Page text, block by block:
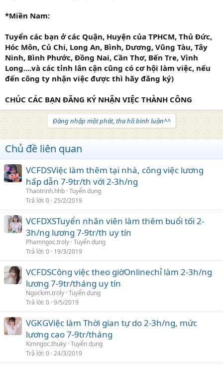
*Miền Nam:
Tuyển các bạn ở các Quận, Huyện của TPHCM, Thủ Đức,
Hóc Môn, Củ Chi, Long An, Bình, Dương, Vũng Tàu, Tây
Ninh, Bình Phước, Đồng Nai, Cần Thơ, Bến Tre, Vình
Long....và các tỉnh lân cận cũng có cơ hội làm việc, nếu
đến công ty nhận việc được thì hãy đăng ký)
CHÚC CÁC BẠN ĐĂNG KÝ NHẬN VIỆC THÀNH CÔNG
Đăng nhập một phát, tha hồ bình luận^^
Chủ đề liên quan
VCFDSViệc làm thêm tại nhà, công việc lương
hấp dẫn 7-9tr/th với 2-3h/ng
Thaotrinh.hhb Tuyển dụng
Trả lời 0 25/2/2019
VCFDXSTuyển nhân viên làm thêm buổi tối 2-
3h/ng lương 7-9tr/th uy tín
Phamngoc.troly Tuyển dụng
Trả lời 0 19/3/2019
VCFDSCông việc theo giờOnlinechỉ làm 2-3h/ng
lương 7-9tr/tháng uy tín
Ngockim.troly Tuyển dụng
Trả lời 0 9/5/2019
VGKGViệc làm Thời gian tự do 2-3h/ng, mức
lương cao 7-9tr/tháng
Kimngoc.thuky Tuyển dụng
Trả lời 0 24/3/2019